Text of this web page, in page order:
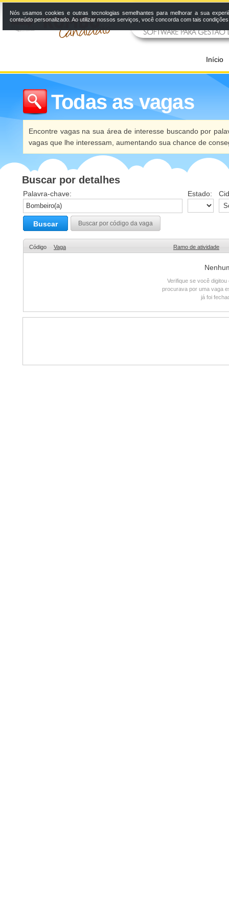
Início
Todas as vagas
Encontre vagas na sua área de interesse buscando por
vagas que lhe interessam, aumentando sua chance de
Buscar por detalhes
Palavra-chave: Estado:
Buscar Buscar por código da vaga
Código Vaga Ramo de atividade
Verifique se você
procurava por uma vaga
já foi
Nós usamos cookies e outras tecnologias semelhantes para melhorar a sua
conteúdo personalizado. Ao utilizar nossos serviços, você concorda com tais